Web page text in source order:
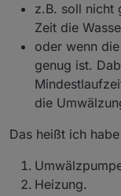
z.B. soll nicht
Zeit die
oder wenn
genug ist.
die
Das heißt ich
Heizung.